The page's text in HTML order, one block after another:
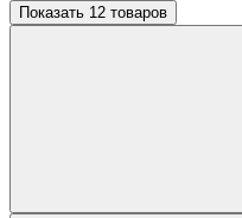
Показать 12 товаров